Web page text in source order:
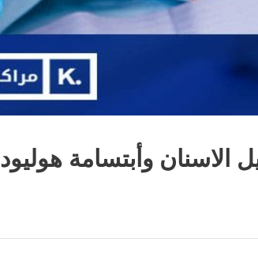
الاسنان وأبتسامة هوليود